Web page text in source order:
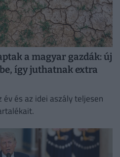
a magyar gazdák: új
így juthatnak extra
és az idei aszály teljesen